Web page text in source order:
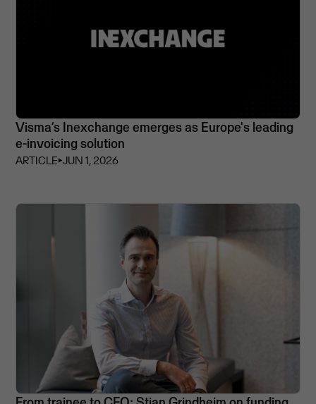
Visma’s Inexchange emerges as Europe's leading
e-invoicing solution
ARTICLE⏵JUN 1, 2026